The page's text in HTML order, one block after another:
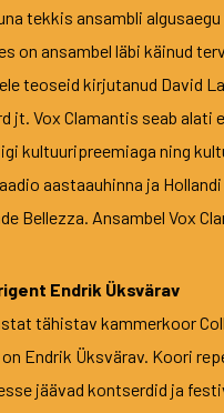
tekkis ansambli
on ansambel läbi käinud
teoseid kirjutanud David
jt. Vox Clamantis seab
kultuuripreemiaga ning
aastaauhinna ja
Bellezza. Ansambel Vox
Endrik Üksvärav
tähistav kammerkoor
Endrik Üksvärav. Koori
jäävad kontserdid ja